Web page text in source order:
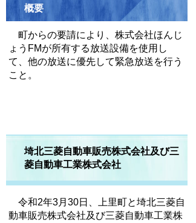
概要
町からの要請により、株式会社ほんじ
ょうFMが所有する放送設備を使用し
て、他の放送に優先して緊急放送を行う
こと。
埼北三菱自動車販売株式会社及び三
菱自動車工業株式会社
令和2年3月30日、上里町と埼北三菱自
動車販売株式会社及び三菱自動車工業株